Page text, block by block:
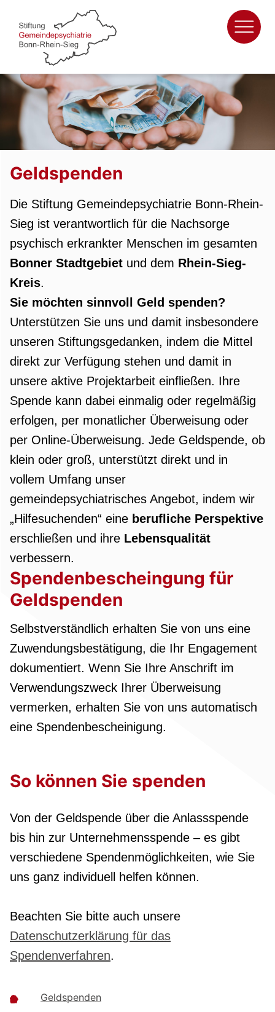
Inhalt
springen
Geldspenden
Die Stiftung Gemeindepsychiatrie Bonn-Rhein-
Sieg ist verantwortlich für die Nachsorge
psychisch erkrankter Menschen im gesamten
Bonner Stadtgebiet und dem Rhein-Sieg-
Kreis.
Sie möchten sinnvoll Geld spenden?
Unterstützen Sie uns und damit insbesondere
unseren Stiftungsgedanken, indem die Mittel
direkt zur Verfügung stehen und damit in
unsere aktive Projektarbeit einfließen. Ihre
Spende kann dabei einmalig oder regelmäßig
erfolgen, per monatlicher Überweisung oder
per Online-Überweisung. Jede Geldspende, ob
klein oder groß, unterstützt direkt und in
vollem Umfang unser
gemeindepsychiatrisches Angebot, indem wir
„Hilfesuchenden“ eine berufliche Perspektive
erschließen und ihre Lebensqualität
verbessern.
Spendenbescheingung für
Geldspenden
Selbstverständlich erhalten Sie von uns eine
Zuwendungsbestätigung, die Ihr Engagement
dokumentiert. Wenn Sie Ihre Anschrift im
Verwendungszweck Ihrer Überweisung
vermerken, erhalten Sie von uns automatisch
eine Spendenbescheinigung.
So können Sie spenden
Von der Geldspende über die Anlassspende
bis hin zur Unternehmensspende – es gibt
verschiedene Spendenmöglichkeiten, wie Sie
uns ganz individuell helfen können.
Beachten Sie bitte auch unsere
Datenschutzerklärung für das
Spendenverfahren.
Geldspenden